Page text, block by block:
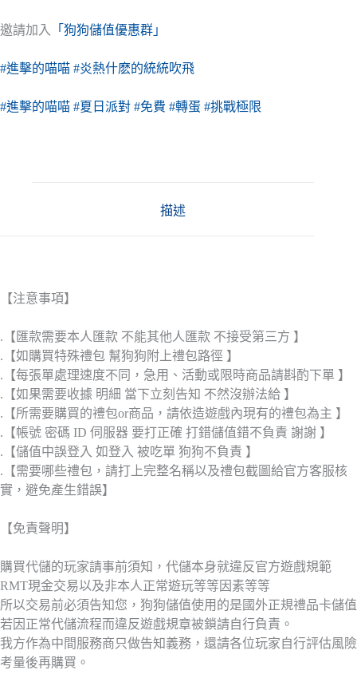
邀請加入 「狗狗儲值優惠群」
#進擊的喵喵 #炎熱什麽的統統吹飛
#進擊的喵喵 #夏日派對 #免費 #轉蛋 #挑戰極限
描述
【注意事項】
.【匯款需要本人匯款 不能其他人匯款 不接受第三方 】
.【如購買特殊禮包 幫狗狗附上禮包路徑 】
.【每張單處理速度不同，急用、活動或限時商品請斟酌下單 】
.【如果需要收據 明細 當下立刻告知 不然沒辦法給 】
.【所需要購買的禮包or商品，請依造遊戲內現有的禮包為主 】
.【帳號 密碼 ID 伺服器 要打正確 打錯儲值錯不負責 謝謝 】
.【儲值中誤登入 如登入 被吃單 狗狗不負責 】
.【需要哪些禮包，請打上完整名稱以及禮包截圖給官方客服核
實，避免產生錯誤】
【免責聲明】
購買代儲的玩家請事前須知，代儲本身就違反官方遊戲規範
RMT現金交易以及非本人正常遊玩等等因素等等
所以交易前必須告知您，狗狗儲值使用的是國外正規禮品卡儲值
若因正常代儲流程而違反遊戲規章被鎖請自行負責。
我方作為中間服務商只做告知義務，還請各位玩家自行評估風險
考量後再購買。